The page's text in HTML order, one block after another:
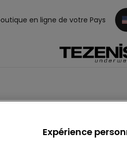
en ligne de votre Pays
Tenues et
Expérience